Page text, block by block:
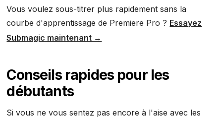
Vous voulez sous-titrer plus rapidement sans la
courbe d'apprentissage de Premiere Pro ? Essayez
Submagic maintenant →
Conseils rapides pour les
débutants
Si vous ne vous sentez pas encore à l'aise avec les